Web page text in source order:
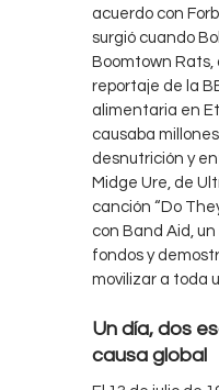
acuerdo con
surgió cuando
Boomtown Rats,
reportaje de la
alimentaria en
causaba
desnutrición y
Midge Ure, de
canción “Do
con Band Aid,
fondos y
movilizar a toda
Un día, dos
causa global